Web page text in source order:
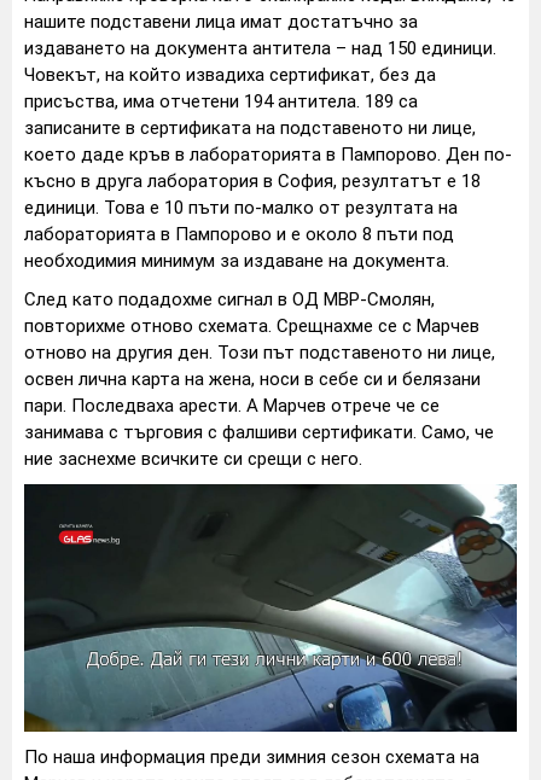
нашите подставени лица имат достатъчно за
издаването на документа антитела – над 150 единици.
Човекът, на който извадиха сертификат, без да
присъства, има отчетени 194 антитела. 189 са
записаните в сертификата на подставеното ни лице,
което даде кръв в лабораторията в Пампорово. Ден по-
късно в друга лаборатория в София, резултатът е 18
единици. Това е 10 пъти по-малко от резултата на
лабораторията в Пампорово и е около 8 пъти под
необходимия минимум за издаване на документа.
След като подадохме сигнал в ОД МВР-Смолян,
повторихме отново схемата. Срещнахме се с Марчев
отново на другия ден. Този път подставеното ни лице,
освен лична карта на жена, носи в себе си и белязани
пари. Последваха арести. А Марчев отрече че се
занимава с търговия с фалшиви сертификати. Само, че
ние заснехме всичките си срещи с него.
По наша информация преди зимния сезон схемата на